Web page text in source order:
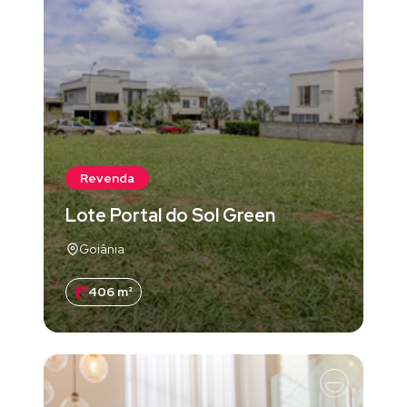
Revenda
Lote Portal do Sol Green
Goiânia
406 m²